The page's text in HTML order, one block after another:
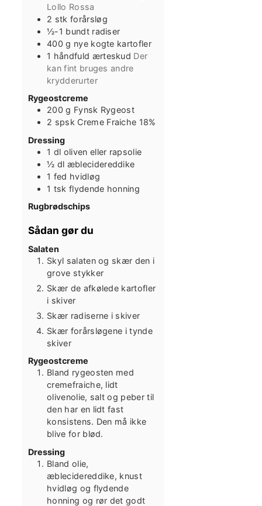
Lollo Rossa
2 stk forårsløg
½-1 bundt radiser
400 g nye kogte kartofler
1 håndfuld ærteskud Der
kan fint bruges andre
krydderurter
Rygeostcreme
200 g Fynsk Rygeost
2 spsk Creme Fraiche 18%
Dressing
1 dl oliven eller rapsolie
½ dl æblecidereddike
1 fed hvidløg
1 tsk flydende honning
Rugbrødschips
Sådan gør du
Salaten
Skyl salaten og skær den i
grove stykker
Skær de afkølede kartofler
i skiver
Skær radiserne i skiver
Skær forårsløgene i tynde
skiver
Rygeostcreme
Bland rygeosten med
cremefraiche, lidt
olivenolie, salt og peber til
den har en lidt fast
konsistens. Den må ikke
blive for blød.
Dressing
Bland olie,
æblecidereddike, knust
hvidløg og flydende
honning og rør det godt